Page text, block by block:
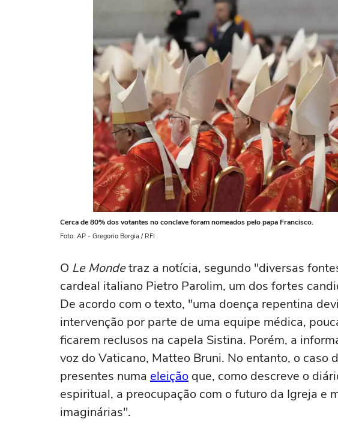
Cerca de 80% dos votantes no conclave foram nomeados pelo papa Francisco.
Foto: AP - Gregorio Borgia / RFI
O Le Mondetraz a notícia, segundo "diversas
cardeal italiano Pietro Parolim, um dos fortes
De acordo com o texto, "uma doença repentina
intervenção por parte de uma equipe médica,
ficarem reclusos na capela Sistina. Porém, a
voz do Vaticano, Matteo Bruni. No entanto, o caso
presentes numa eleição que, como descreve o
espiritual, a preocupação com o futuro da Igreja e
imaginárias".